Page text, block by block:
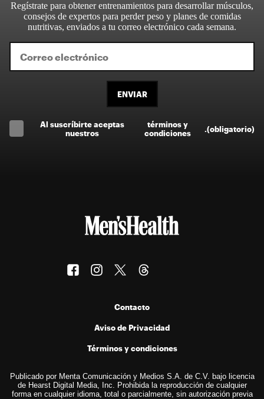
Regístrate para obtener entrenamientos para desarrollar músculos,
consejos de expertos para perder peso y planes de comidas
nutritivas, enviados a tu correo electrónico cada semana.
ENVIAR
Al suscríbirte aceptas
nuestros
términos y
condiciones
(obligatorio)
Contacto
Aviso de Privacidad
Términos y condiciones
Publicado por Menta Comunicación y Medios S.A. de C.V. bajo licencia
de Hearst Digital Media, Inc. Prohibida la reproducción de cualquier
forma en cualquier idioma, total o parcialmente, sin autorización previa